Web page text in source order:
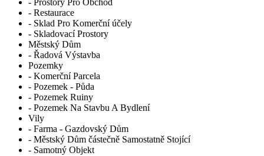
- Prostory Pro Obchod
- Restaurace
- Sklad Pro Komerční účely
- Skladovací Prostory
Městský Dům
- Řadová Výstavba
Pozemky
- Komerční Parcela
- Pozemek - Půda
- Pozemek Ruiny
- Pozemek Na Stavbu A Bydlení
Vily
- Farma - Gazdovský Dům
- Městský Dům částečně Samostatně Stojící
- Samotný Objekt